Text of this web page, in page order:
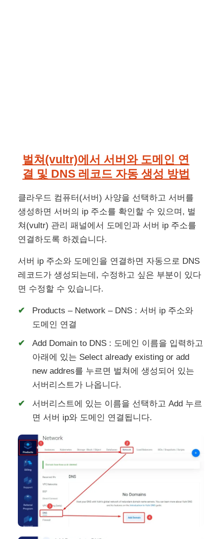
벌쳐(vultr)에서 서버와 도메인 연
결 및 DNS 레코드 자동 생성 방법
클라우드 컴퓨터(서버) 사양을 선택하고 서버를
생성하면 서버의 ip 주소를 확인할 수 있으며, 벌
쳐(vultr) 관리 패널에서 도메인과 서버 ip 주소를
연결하도록 하겠습니다.
서버 ip 주소와 도메인을 연결하면 자동으로 DNS
레코드가 생성되는데, 수정하고 싶은 부분이 있다
면 수정할 수 있습니다.
Products – Network – DNS : 서버 ip 주소와
도메인 연결
Add Domain to DNS : 도메인 이름을 입력하고
아래에 있는 Select already existing or add
new addres를 누르면 벌쳐에 생성되어 있는
서버리스트가 나옵니다.
서버리스트에 있는 이름을 선택하고 Add 누르
면 서버 ip와 도메인 연결됩니다.